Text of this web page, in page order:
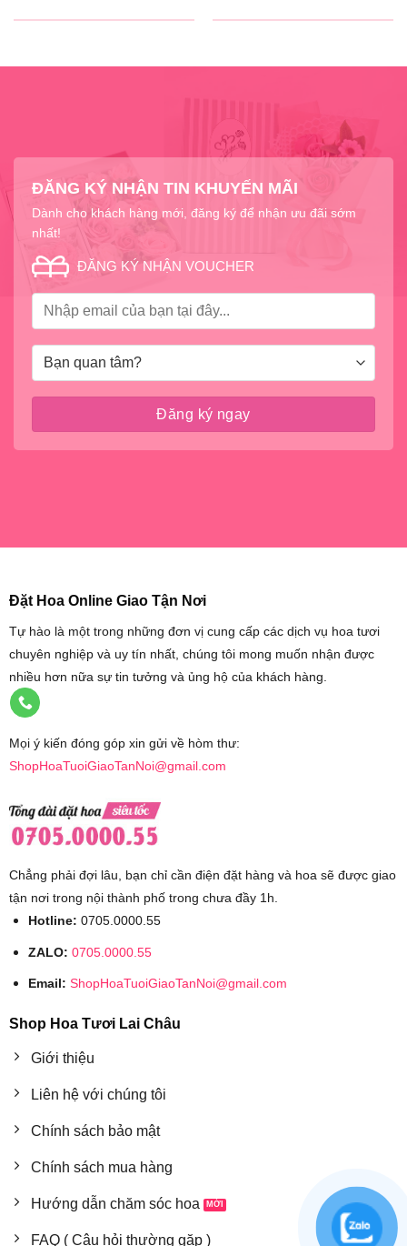
ĐĂNG KÝ NHẬN TIN KHUYẾN MÃI
Dành cho khách hàng mới, đăng ký để nhận ưu đãi sớm
nhất!
ĐĂNG KÝ NHẬN VOUCHER
Đặt Hoa Online Giao Tận Nơi
Tự hào là một trong những đơn vị cung cấp các dịch vụ hoa tươi
chuyên nghiệp và uy tín nhất, chúng tôi mong muốn nhận được
nhiều hơn nữa sự tin tưởng và ủng hộ của khách hàng.
Mọi ý kiến đóng góp xin gửi về hòm thư:
ShopHoaTuoiGiaoTanNoi@gmail.com
Chẳng phải đợi lâu, bạn chỉ cần điện đặt hàng và hoa sẽ được giao
tận nơi trong nội thành phố trong chưa đầy 1h.
Hotline: 0705.0000.55
ZALO: 0705.0000.55
Email: ShopHoaTuoiGiaoTanNoi@gmail.com
Shop Hoa Tươi Lai Châu
Giới thiệu
Liên hệ với chúng tôi
Chính sách bảo mật
Chính sách mua hàng
Hướng dẫn chăm sóc hoa
FAQ ( Câu hỏi thường gặp )